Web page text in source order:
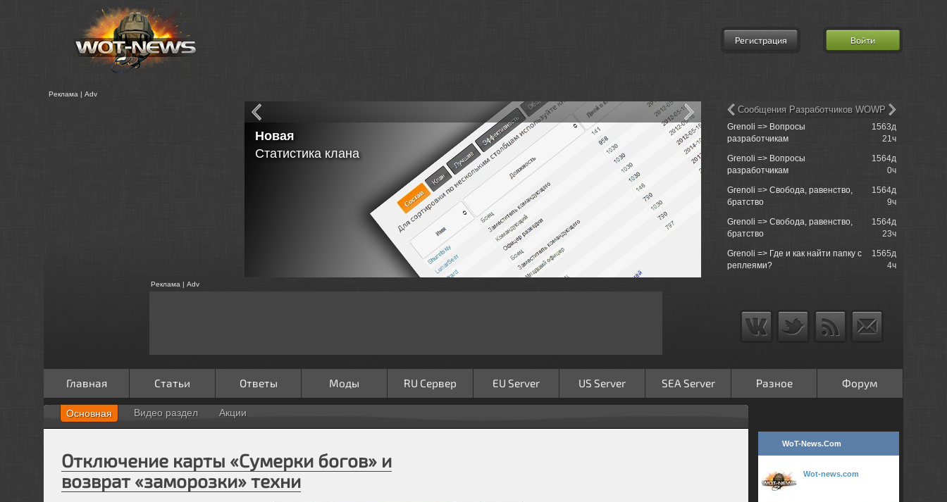
Регистрация Войти
Реклама | Adv
Модуль статистики кланов
- Загрузка списка клана
- Загрузка статистики бойцов клана
- Загрузка информации о наградах
- Загрузки информации с "Глобальной Карты"
- Сохранение данных в MySQL
- Работа в автономном режими
Grenoli => Вопросы
разработчикам
1563д
21ч
Grenoli => Вопросы
разработчикам
1564д
0ч
Grenoli => Свобода, равенство,
братство
1564д
9ч
Grenoli => Свобода, равенство,
братство
1564д
23ч
Grenoli => Где и как найти папку с
реплеями?
1565д
4ч
Сообщения Разработчиков WOWP
Реклама | Adv
Главная Статьи Ответы Моды RU Сервер EU Server US Server SEA Server Разное Форум
Основная Видео раздел Акции
Отключение карты «Сумерки богов» и
возврат «заморозки» техни
WoT-News.Com
Wot-news.com